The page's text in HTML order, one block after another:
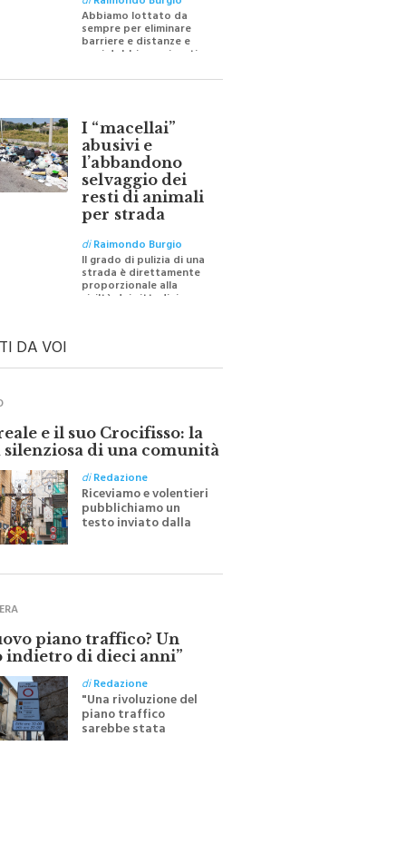
diRaimondo Burgio
Abbiamo lottato da
sempre per eliminare
barriere e distanze e
per ricostruire certezze
I “macellai”
abusivi e
l’abbandono
selvaggio dei
resti di animali
per strada
diRaimondo Burgio
Il grado di pulizia di una
strada è direttamente
proporzionale alla
DA VOI
e il suo Crocifisso: la
silenziosa di una comunità
diRedazione
Riceviamo e volentieri
pubblichiamo un
testo inviato dalla
all'indomani della
piano traffico? Un
indietro di dieci anni”
diRedazione
"Una rivoluzione del
piano traffico
sarebbe stata